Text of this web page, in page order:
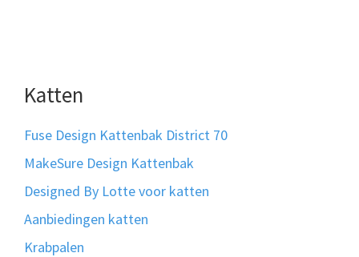
Katten
Fuse Design Kattenbak District 70
MakeSure Design Kattenbak
Designed By Lotte voor katten
Aanbiedingen katten
Krabpalen